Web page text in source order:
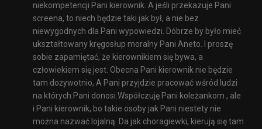
niekompetencji Pani kierownik. A jeśli przekazuje Pani
screena, to niech będzie taki jak był, a nie bez
niewygodnych dla Pani wypowiedzi. Dóbrze by było mieć
ukształtowany kręgosłup moralny Pani Aneto. I proszę
sobie zapamiętać, że kierownikiem się bywa, a
człowiekiem się jest. Obecna Pani kierownik nie będzie
tam dożywotnio, A Pani przyjdzie pracować wśród ludzi
na których Pani donosi.Współczuję Pani koleżankom , ale
i Pani kierownik, bo takie osoby jak Pani niestety nie
można nazwać lojalną. Da jak choragiewki, kierują się tam